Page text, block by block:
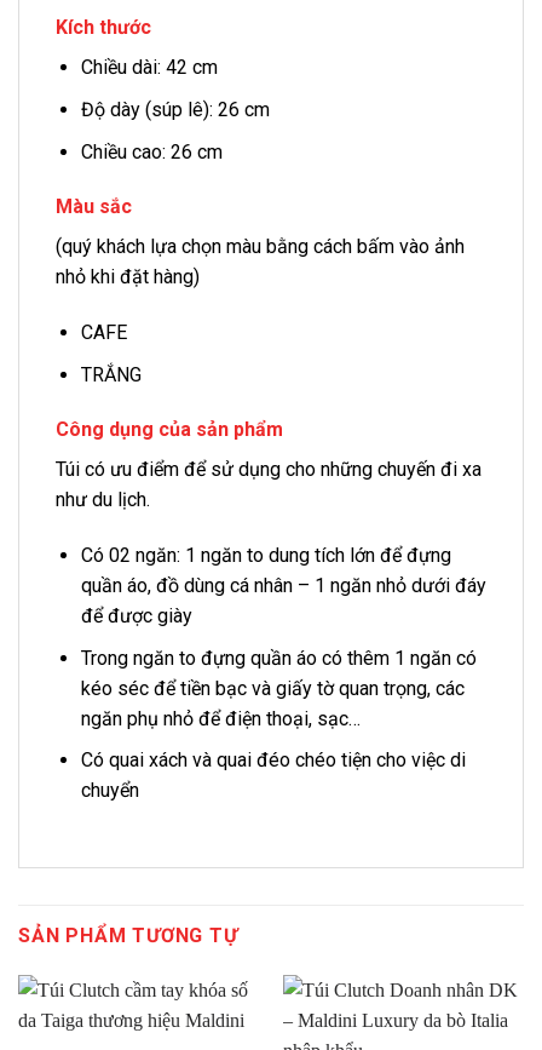
Kích thước
Chiều dài: 42 cm
Độ dày (súp lê): 26 cm
Chiều cao: 26 cm
Màu sắc
(quý khách lựa chọn màu bằng cách bấm vào ảnh
nhỏ khi đặt hàng)
CAFE
TRẮNG
Công dụng của sản phẩm
Túi có ưu điểm để sử dụng cho những chuyến đi xa
như du lịch.
Có 02 ngăn: 1 ngăn to dung tích lớn để đựng
quần áo, đồ dùng cá nhân – 1 ngăn nhỏ dưới đáy
để được giày
Trong ngăn to đựng quần áo có thêm 1 ngăn có
kéo séc để tiền bạc và giấy tờ quan trọng, các
ngăn phụ nhỏ để điện thoại, sạc…
Có quai xách và quai đéo chéo tiện cho việc di
chuyển
SẢN PHẨM TƯƠNG TỰ